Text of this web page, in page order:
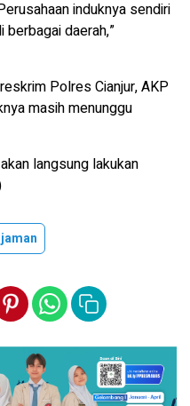
induknya sendiri
berbagai daerah,”
Polres Cianjur, AKP
masih menunggu
langsung lakukan